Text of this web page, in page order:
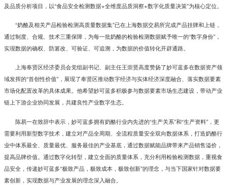
及品质分析项目，以“食品安全检测数据+全维度品质洞察+数字化质量决策”为核心定位。
“奶酪及相关产品检验检测高质量数据集”已在上海数据交易所完成产品挂牌和上链，
通过制度、合规、技术三重保障，为每一批奶酪的检验检测数据赋予唯一的“数字身份”，
实现数据的确权、防篡改、可验证、可追溯，为数据的价值转化开辟通路。
上海奉贤区经济委员会党组副书记、副主任王崇贤高度赞扬了妙可蓝多在数据资产领
域发挥的“首创性价值”，展现了奉贤区推动数字经济与实体经济深度融合、落实数据要素
市场化配置改革的具体成果。他希望妙可蓝多积极参与数据要素市场生态建设，带动产业
链上下游企业协同发展，共建良性产业数字生态。
陈易一在致辞中表示，妙可蓝多拥有奶酪行业内先进的“生产关系”和“生产资料”，更
需要利用新型数字技术，建立对产品全周期、全流程质量安全双向数据体系，打造奶酪行
业中体系最全、质量最优、服务最佳的产业基底，通过数据赋能品牌带来产品销售溢价，
提高品牌价值。通过数字化转型，建立全面的质量体系，充分利用检验检测数据，重视食
品安全，传递妙可蓝多“极致产品，极致成本，极致创新”的理念，与当下国家针对数据要
素创新，实现数据与产业发展的理念深入融合。